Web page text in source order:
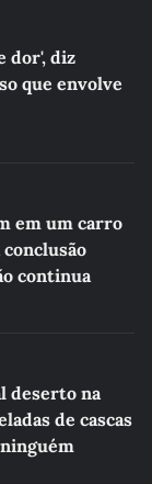
dor', diz
que envolve
em um carro
continua
deserto na
de cascas